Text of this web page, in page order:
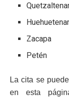
Zacapa
Petén
La cita se
en esta